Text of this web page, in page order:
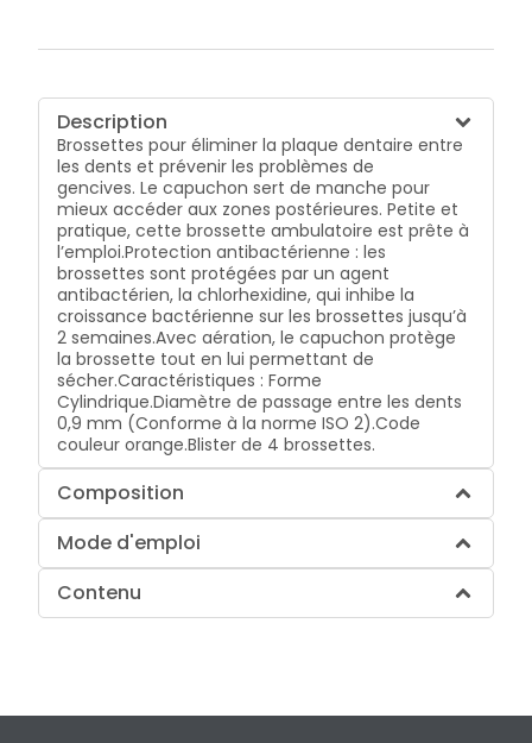
Description
Brossettes pour éliminer la plaque dentaire entre
les dents et prévenir les problèmes de
gencives. Le capuchon sert de manche pour
mieux accéder aux zones postérieures. Petite et
pratique, cette brossette ambulatoire est prête à
l’emploi.Protection antibactérienne : les
brossettes sont protégées par un agent
antibactérien, la chlorhexidine, qui inhibe la
croissance bactérienne sur les brossettes jusqu’à
2 semaines.Avec aération, le capuchon protège
la brossette tout en lui permettant de
sécher.Caractéristiques : Forme
Cylindrique.Diamètre de passage entre les dents
0,9 mm (Conforme à la norme ISO 2).Code
couleur orange.Blister de 4 brossettes.
Composition
Mode d'emploi
Contenu